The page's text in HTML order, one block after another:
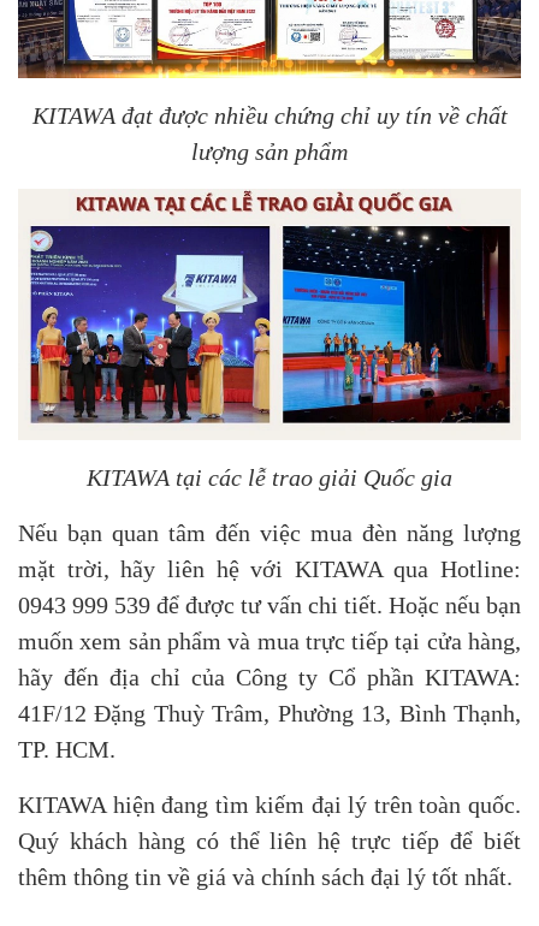
KITAWA đạt được nhiều chứng chỉ uy tín về chất
lượng sản phẩm
KITAWA tại các lễ trao giải Quốc gia
Nếu bạn quan tâm đến việc mua đèn năng lượng
mặt trời, hãy liên hệ với KITAWA qua Hotline:
0943 999 539 để được tư vấn chi tiết. Hoặc nếu bạn
muốn xem sản phẩm và mua trực tiếp tại cửa hàng,
hãy đến địa chỉ của Công ty Cổ phần KITAWA:
41F/12 Đặng Thuỳ Trâm, Phường 13, Bình Thạnh,
TP. HCM.
KITAWA hiện đang tìm kiếm đại lý trên toàn quốc.
Quý khách hàng có thể liên hệ trực tiếp để biết
thêm thông tin về giá và chính sách đại lý tốt nhất.